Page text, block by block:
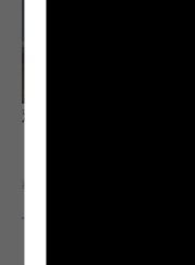
观察与学习
教师
卡蒂-罗斯-纳什